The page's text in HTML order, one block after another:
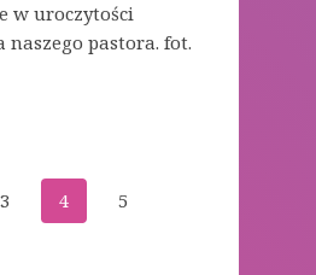
w uroczytości
naszego pastora. fot.
3 4
5